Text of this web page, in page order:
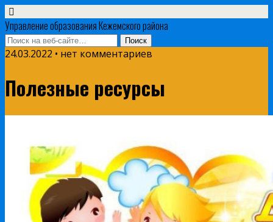
Управление образования Кежемского района
24.03.2022 • нет комментариев
Полезные ресурсы